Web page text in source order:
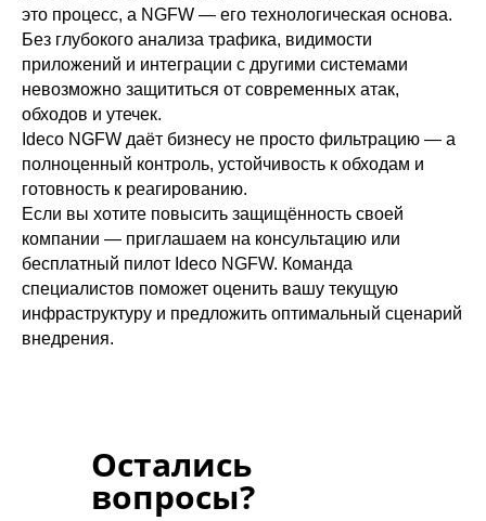
это процесс, а NGFW — его технологическая основа.
Без глубокого анализа трафика, видимости
приложений и интеграции с другими системами
невозможно защититься от современных атак,
обходов и утечек.
Ideco NGFW даёт бизнесу не просто фильтрацию — а
полноценный контроль, устойчивость к обходам и
готовность к реагированию.
Если вы хотите повысить защищённость своей
компании — приглашаем на консультацию или
бесплатный пилот Ideco NGFW. Команда
специалистов поможет оценить вашу текущую
инфраструктуру и предложить оптимальный сценарий
внедрения.
Остались
вопросы?
© ideco 2005-2026 · Все права защищены
Политика обработки персональных данных
Rutube
Создаем вместе
Ideco NGFW